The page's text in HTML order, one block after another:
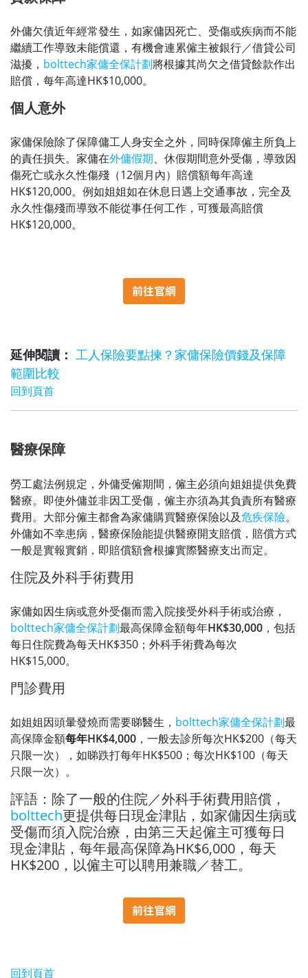
外傭欠債近年經常發生，如家傭因死亡、受傷或疾病而不能
繼續工作導致未能償還，有機會連累僱主被銀行／借貸公司
滋擾， bolttech家傭全保計劃將根據其尚欠之借貸餘款作出
賠償，每年高達HK$10,000。
個人意外
家傭保險除了保障傭工人身安全之外，同時保障僱主所負上
的責任損失。家傭在外傭假期、休假期間意外受傷，導致因
傷死亡或永久性傷殘（12個月內）賠償額每年高達
HK$120,000。例如姐姐如在休息日遇上交通事故，完全及
永久性傷殘而導致不能從事任何工作，可獲最高賠償
HK$120,000。
延伸閱讀： 工人保險要點揀？家傭保險價錢及保障
範圍比較
回到頁首
醫療保障
勞工處法例規定，外傭受僱期間，僱主必須向姐姐提供免費
醫療。即使外傭並非因工受傷，僱主亦須為其負責所有醫療
費用。大部分僱主都會為家傭購買醫療保險以及危疾保險。
外傭如不幸患病，醫療保險能提供醫療開支賠償，賠償方式
一般是實報實銷，即賠償額會根據實際醫療支出而定。
住院及外科手術費用
家傭如因生病或意外受傷而需入院接受外科手術或治療，
bolttech家傭全保計劃最高保障金額每年HK$30,000 ，包括
每日住院費為每天HK$350；外科手術費為每次
HK$15,000。
門診費用
如姐姐因頭暈發燒而需要睇醫生， bolttech家傭全保計劃最
高保障金額每年HK$4,000 ，一般去診所每次HK$200（每天
只限一次），如睇跌打每年HK$500；每次HK$100（每天
只限一次）。
評語：除了一般的住院／外科手術費用賠償，
bolttech更提供每日現金津貼，如家傭因生病或
受傷而須入院治療，由第三天起僱主可獲每日
現金津貼，每年最高保障為HK$6,000，每天
HK$200，以僱主可以聘用兼職／替工。
回到頁首